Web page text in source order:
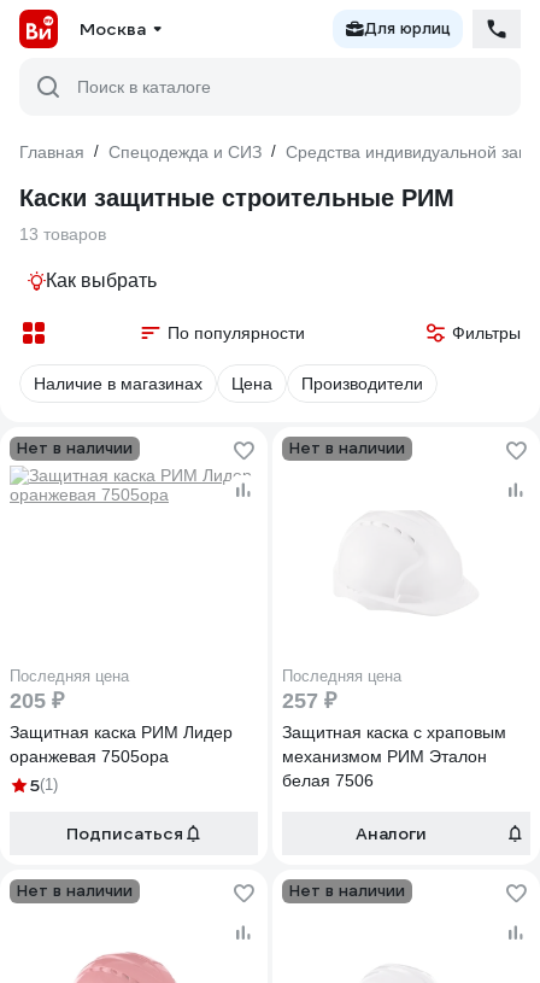
Москва Для юрлиц
Поиск в каталоге
Главная / Спецодежда и СИЗ / Средства индивидуальной
Каски защитные строительные РИМ
13 товаров
Как выбрать
По популярности Фильтры
Наличие в магазинах Цена Производители
Нет в наличии
Последняя цена
205 ₽
Защитная каска РИМ Лидер
оранжевая 7505ора
5(1)
Подписаться
Нет в наличии
Последняя цена
257 ₽
Защитная каска с храповым
механизмом РИМ Эталон
белая 7506
Аналоги
Нет в наличии Нет в наличии